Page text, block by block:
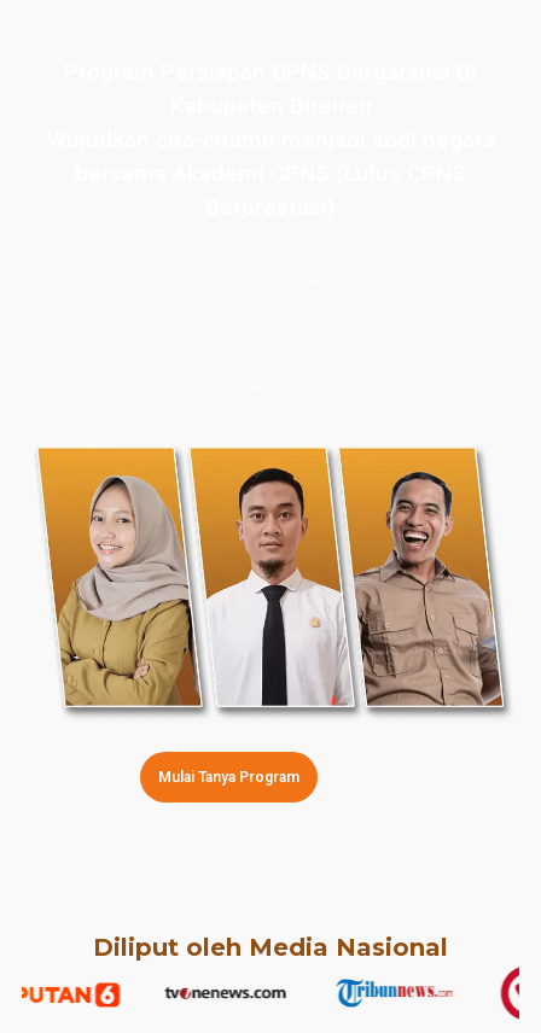
Mulai Tanya Program
Diliput oleh Media Nasional